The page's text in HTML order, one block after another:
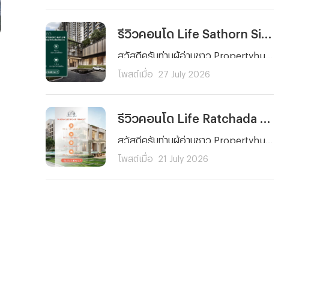
โพสต์เมื่อ 27 July 2026
โพสต์เมื่อ 21 July 2026